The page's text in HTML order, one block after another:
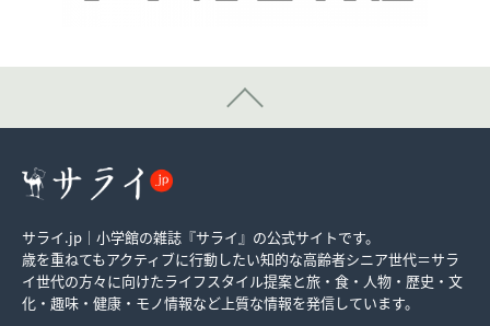
サライ.jp｜小学館の雑誌『サライ』の公式サイトです。
歳を重ねてもアクティブに行動したい知的な高齢者シニア世代＝サラ
イ世代の方々に向けたライフスタイル提案と旅・食・人物・歴史・文
化・趣味・健康・モノ情報など上質な情報を発信しています。